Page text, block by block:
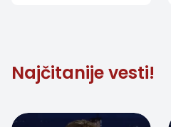
Najčitanije vesti!